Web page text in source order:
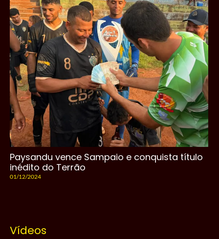
Paysandu vence Sampaio e conquista título
inédito do Terrão
01/12/2024
Vídeos